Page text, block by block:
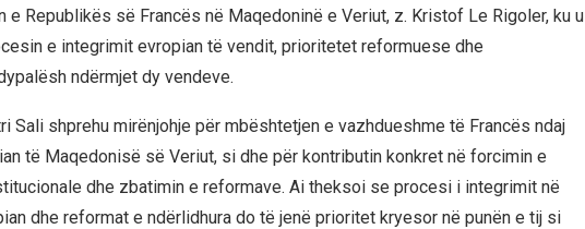
e Republikës së Francës në Maqedoninë e Veriut, z. Kristof Le Rigoler, ku u
e integrimit evropian të vendit, prioritetet reformuese dhe
ndërmjet dy vendeve.
Sali shprehu mirënjohje për mbështetjen e vazhdueshme të Francës ndaj
të Maqedonisë së Veriut, si dhe për kontributin konkret në forcimin e
dhe zbatimin e reformave. Ai theksoi se procesi i integrimit në
dhe reformat e ndërlidhura do të jenë prioritet kryesor në punën e tij si